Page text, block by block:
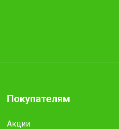
Покупателям
Акции